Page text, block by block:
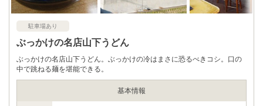
駐車場あり
ぶっかけの名店山下うどん
ぶっかけの名店山下うどん。ぶっかけの冷はまさに恐るべきコシ。口の
中で跳ねる麺を堪能できる。
基本情報